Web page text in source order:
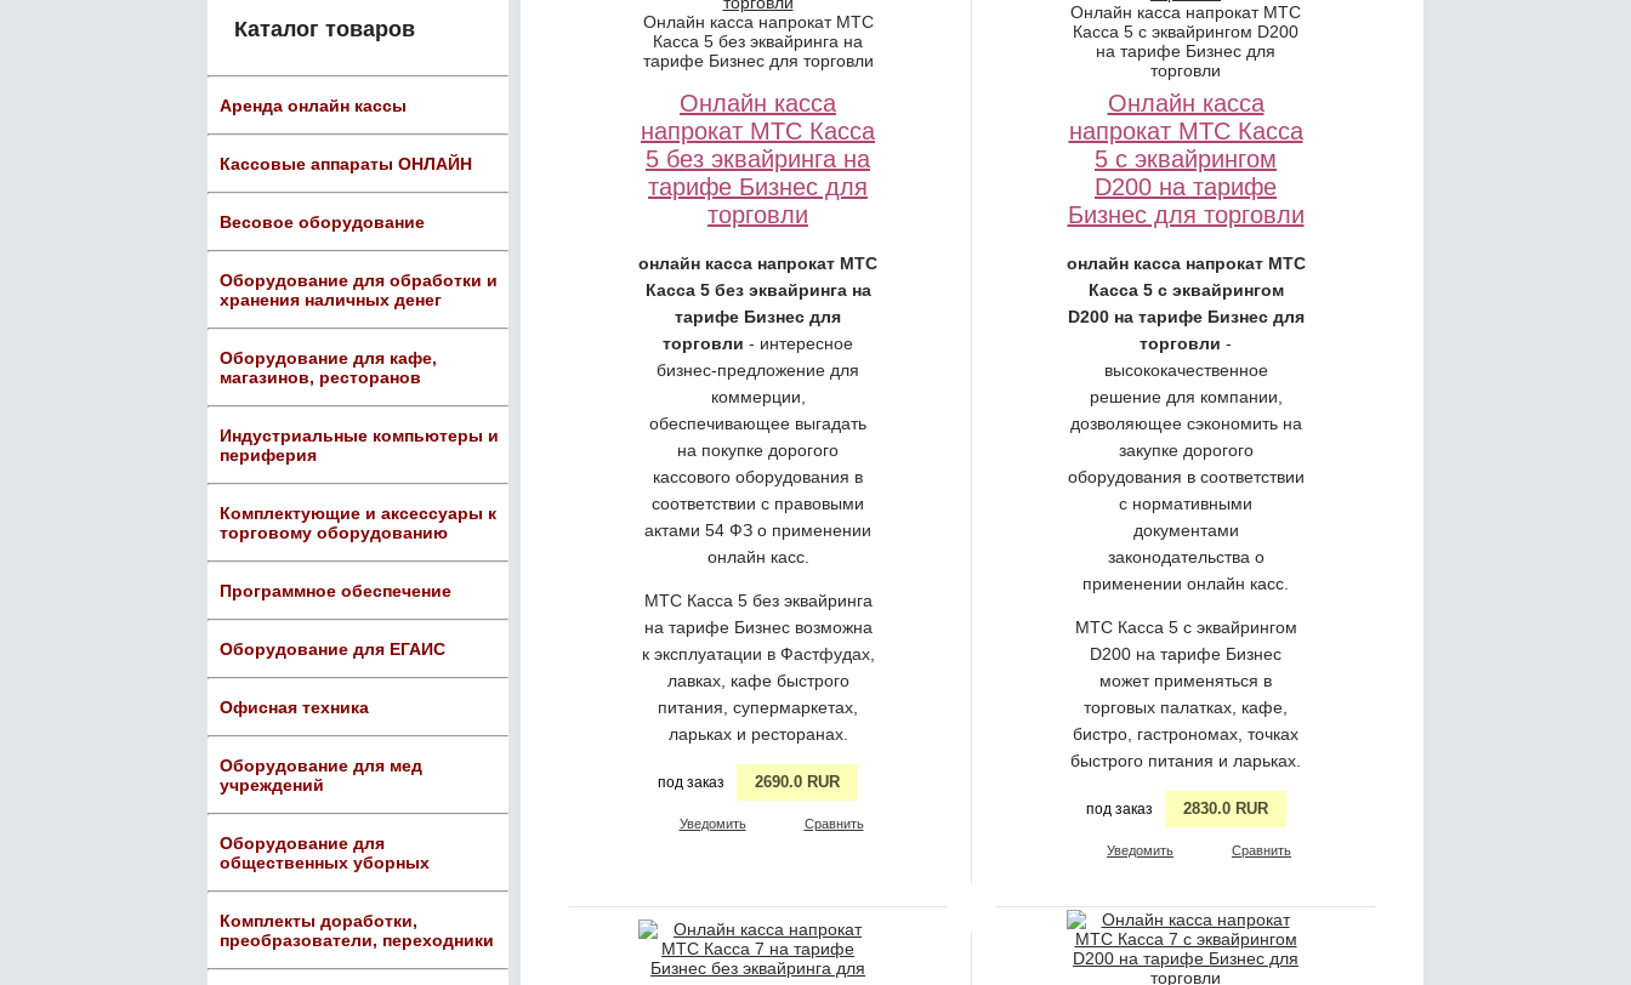
Каталог товаров
Аренда онлайн кассы
Кассовые аппараты ОНЛАЙН
Весовое оборудование
Оборудование для обработки и
хранения наличных денег
Оборудование для кафе,
магазинов, ресторанов
Индустриальные компьютеры и
периферия
Комплектующие и аксессуары к
торговому оборудованию
Программное обеспечение
Оборудование для ЕГАИС
Офисная техника
Оборудование для мед
учреждений
Оборудование для
общественных уборных
Комплекты доработки,
преобразователи, переходники
Онлайн касса напрокат МТС
Касса 5 без эквайринга на
тарифе Бизнес для торговли
Онлайн касса
напрокат МТС Касса
5 без эквайринга на
тарифе Бизнес для
торговли
онлайн касса напрокат МТС
Касса 5 без эквайринга на
тарифе Бизнес для
торговли - интересное
бизнес-предложение для
коммерции,
обеспечивающее выгадать
на покупке дорогого
кассового оборудования в
соответствии с правовыми
актами 54 ФЗ о применении
онлайн касс.
МТС Касса 5 без эквайринга
на тарифе Бизнес возможна
к эксплуатации в Фастфудах,
лавках, кафе быстрого
питания, супермаркетах,
ларьках и ресторанах.
под заказ 2690.0 RUR
Уведомить Сравнить
Онлайн касса напрокат МТС
Касса 5 с эквайрингом D200
на тарифе Бизнес для
торговли
Онлайн касса
напрокат МТС Касса
5 с эквайрингом
D200 на тарифе
Бизнес для торговли
онлайн касса напрокат МТС
Касса 5 с эквайрингом
D200 на тарифе Бизнес для
торговли -
высококачественное
решение для компании,
дозволяющее сэкономить на
закупке дорогого
оборудования в соответствии
с нормативными
документами
законодательства о
применении онлайн касс.
МТС Касса 5 с эквайрингом
D200 на тарифе Бизнес
может применяться в
торговых палатках, кафе,
бистро, гастрономах, точках
быстрого питания и ларьках.
под заказ 2830.0 RUR
Уведомить Сравнить